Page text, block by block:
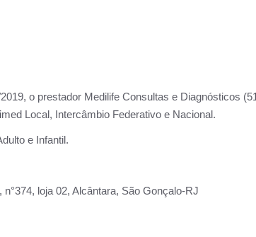
, o prestador Medilife Consultas e Diagnósticos
Local, Intercâmbio Federativo e Nacional.
e Infantil.
n°374, loja 02, Alcântara, São Gonçalo-RJ